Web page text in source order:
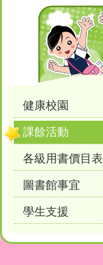
Main
navigation
健康校園
課餘活動
各級用書價目表
圖書館事宜
學生支援